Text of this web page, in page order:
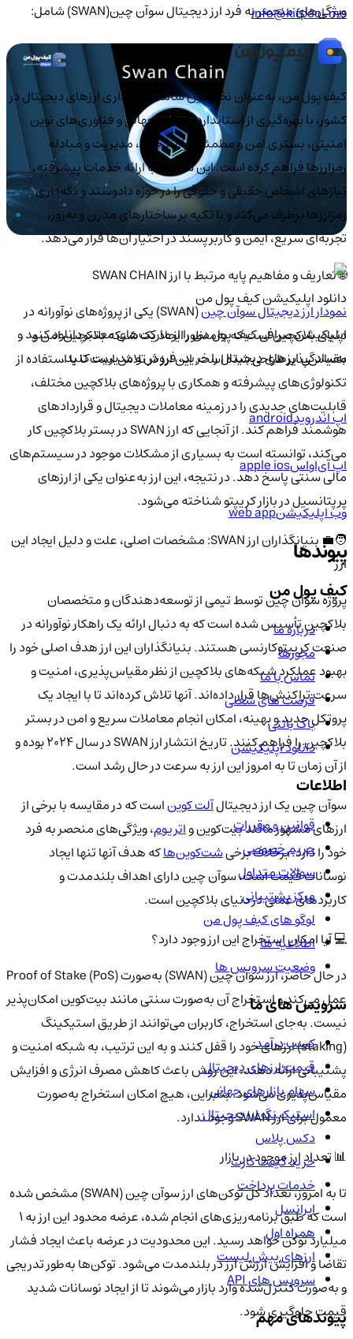
ویژگی‌های منحصر به فرد ارز دیجیتال سوآن چین(SWAN) شامل:
🌐 تعاریف و مفاهیم پایه مرتبط با ارز SWAN CHAIN
نمودار ارز دیجیتال سوآن چین
(SWAN) یکی از پروژه‌های نوآورانه در
دنیای بلاکچین است که به‌منظور ایجاد یک شبکه بلاکچین امن و
مقیاس‌پذیر طراحی شده است. این ارز در تلاش است تا با استفاده از
تکنولوژی‌های پیشرفته و همکاری با پروژه‌های بلاکچین مختلف،
قابلیت‌های جدیدی را در زمینه معاملات دیجیتال و قراردادهای
هوشمند فراهم کند. از آنجایی که ارز SWAN در بستر بلاکچین کار
می‌کند، توانسته است به بسیاری از مشکلات موجود در سیستم‌های
مالی سنتی پاسخ دهد. در نتیجه، این ارز به‌عنوان یکی از ارزهای
پرپتانسیل در بازار کریپتو شناخته می‌شود.
🧑‍💼 بنیانگذاران ارز SWAN: مشخصات اصلی، علت و دلیل ایجاد این
ارز
پروژه سوآن چین توسط تیمی از توسعه‌دهندگان و متخصصان
بلاکچین تأسیس شده است که به دنبال ارائه یک راهکار نوآورانه در
صنعت کریپتوکارنسی هستند. بنیانگذاران این ارز هدف اصلی خود را
بهبود عملکرد شبکه‌های بلاکچین از نظر مقیاس‌پذیری، امنیت و
سرعت تراکنش‌ها قرار داده‌اند. آنها تلاش کرده‌اند تا با ایجاد یک
پروتکل جدید و بهینه، امکان انجام معاملات سریع و امن در بستر
بلاکچین را فراهم کنند. تاریخ انتشار ارز SWAN در سال 2024 بوده و
از آن زمان تا به امروز این ارز به سرعت در حال رشد است.
سوآن چین یک ارز دیجیتالآلت کویناست که در مقایسه با برخی از
ارزهای مشهور مانند بیت‌کوین واتریوم، ویژگی‌های منحصر به فرد
خود را دارد. برخلاف برخیشت‌کوین‌هاکه هدف آنها تنها ایجاد
نوسانات قیمت است، سوآن چین دارای اهداف بلندمدت و
کاربردهای عملی در دنیای بلاکچین است.
💻 آیا امکان استخراج این ارز وجود دارد؟
در حال حاضر، ارز سوآن چین (SWAN) به‌صورت Proof of Stake (PoS)
عمل می‌کند و استخراج آن به‌صورت سنتی مانند بیت‌کوین امکان‌پذیر
نیست. به‌جای استخراج، کاربران می‌توانند از طریق استیکینگ
(staking) ارزهای خود را قفل کنند و به این ترتیب، به شبکه امنیت و
پشتیبانی ارائه دهند. این روش باعث کاهش مصرف انرژی و افزایش
مقیاس‌پذیری می‌شود. بنابراین، هیچ امکان استخراج به‌صورت
معمول برای ارز SWAN وجود ندارد.
📊 تعداد ارز موجود در بازار
تا به امروز، تعداد کل توکن‌های ارز سوآن چین (SWAN) مشخص شده
است که طبق برنامه‌ریزی‌های انجام شده، عرضه محدود این ارز به 1
میلیارد توکن خواهد رسید. این محدودیت در عرضه باعث ایجاد فشار
تقاضا و افزایش ارزش ارز در بلندمدت می‌شود. توکن‌ها به‌طور تدریجی
و به‌صورت کنترل‌شده وارد بازار می‌شوند تا از ایجاد نوسانات شدید
قیمت جلوگیری شود.
info@kifpool.me
کیف‌ پول من، به‌عنوان نخستین سامانه نگهداری ارزهای دیجیتال در
کشور، با بهره‌گیری از استانداردهای روز جهانی و فناوری‌های نوین
امنیتی، بستری امن و مطمئن برای ذخیره، مدیریت و مبادله
رمزارزها فراهم کرده است. این سامانه با ارائه خدمات پیشرفته،
نیازهای اشخاص حقیقی و حقوقی را در حوزه دادوستد و نگه‌داری
رمزارزها برطرف می‌کند و با تکیه بر ساختارهای مدرن و به‌روز،
تجربه‌ای سریع، ایمن و کاربرپسند در اختیار آن‌ها قرار می‌دهد.
دانلود اپلیکیشن کیف‌ پول من
اپلیکیشن صرافی کیف پول من را از مارکت‌های معتبر دانلود کنید و
به‌سادگی ارزهای دیجیتال را خرید، فروش و مدیریت کنید.
اپ اندرویدandroid
اپ آی‌او‌اسapple ios
وب اپلیکیشنweb app
پیوندها
کیف پول من
درباره ما
مجوزها
تماس با ما
فرصت های شغلی
باگ بانتی
دانلود اپلیکیشن
اطلاعات
قوانین و مقررات
حریم خصوصی
سوالات متداول
مرکز پشتیبانی
لوگو های کیف پول من
اطلاعیه ها
وضعیت سرویس ها
سرویس های ما
کسب درآمد
قیمت ارزهای دیجیتال
سهام بازارهای جهانی
استیکینگ ارز دیجیتال
دکس پلاس
خرید گیفت کارت
خدمات پرداخت
ایرانسل
همراه اول
ارزهای پیش لیست
سرویس های API
پیوندهای مهم